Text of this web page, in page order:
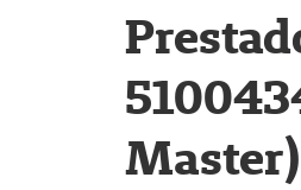
Master)